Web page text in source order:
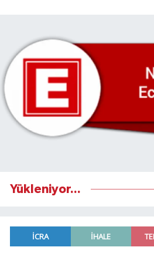
Yükleniyor...